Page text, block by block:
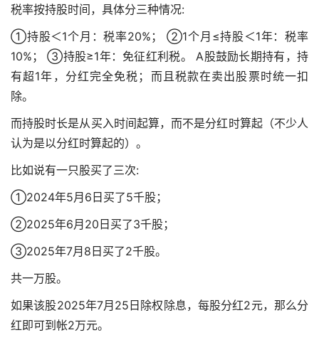
税率按持股时间，具体分三种情况:
①持股＜1个月：税率20%； ②1个月≤持股＜1年：税率
10%； ③持股≥1年：免征红利税。 A股鼓励长期持有，持
有超1年，分红完全免税；而且税款在卖出股票时统一扣
除。
而持股时长是从买入时间起算，而不是分红时算起（不少人
认为是以分红时算起的）。
比如说有一只股买了三次:
①2024年5月6日买了5千股；
②2025年6月20日买了3千股；
③2025年7月8日买了2千股。
共一万股。
如果该股2025年7月25日除权除息，每股分红2元，那么分
红即可到帐2万元。